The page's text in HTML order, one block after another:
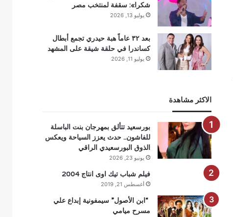
شكرا»: سقفة لمنتخب مصر
يوليو 13, 2026
بعد ٣٢ عاماً هبة حيدري تجمع أبطال
كساندرا في حلقة شيقة على المشهد
يوليو 11, 2026
الاكثر مشاهدة
بورسعيد تتألق بمهرجان بنت الباسلة
للفاشون.. حدث يعزز السياحة ويعكس
الذوق البورسعيدي الراقي
يونيو 23, 2026
فيلم شباب تيك اوى انتاج 2004
أغسطس 21, 2019
“ابن الأصول” سيمفونية إبداع علي
مسرح ميامي